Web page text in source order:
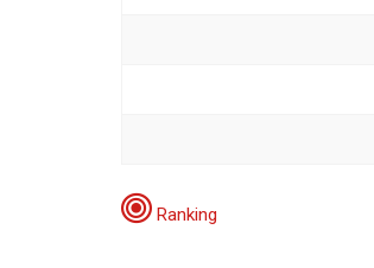
Ranking